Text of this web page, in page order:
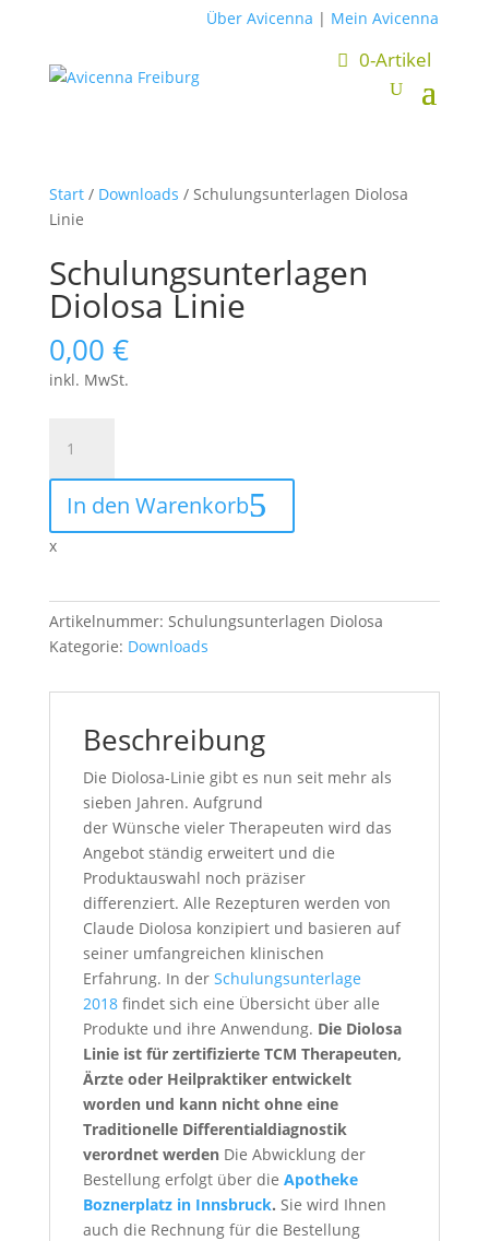
Über Avicenna | Mein Avicenna
0-Artikel
Start/ Downloads / Schulungsunterlagen Diolosa
Linie
Schulungsunterlagen
Diolosa Linie
0,00 €
inkl. MwSt.
Diolosa
Linie
Menge
In den Warenkorb
x
Artikelnummer: Schulungsunterlagen Diolosa
Kategorie: Downloads
Beschreibung
Die Diolosa-Linie gibt es nun seit mehr als
sieben Jahren. Aufgrund
der Wünsche vieler Therapeuten wird das
Angebot ständig erweitert und die
Produktauswahl noch präziser
differenziert. Alle Rezepturen werden von
Claude Diolosa konzipiert und basieren auf
seiner umfangreichen klinischen
Erfahrung. In der Schulungsunterlage
2018findet sich eine Übersicht über alle
Produkte und ihre Anwendung. Die Diolosa
Linie ist für zertifizierte TCM Therapeuten,
Ärzte oder Heilpraktiker entwickelt
worden und kann nicht ohne eine
Traditionelle Differentialdiagnostik
verordnet werdenDie Abwicklung der
Bestellung erfolgt über die Apotheke
Boznerplatz in Innsbruck. Sie wird Ihnen
auch die Rechnung für die Bestellung